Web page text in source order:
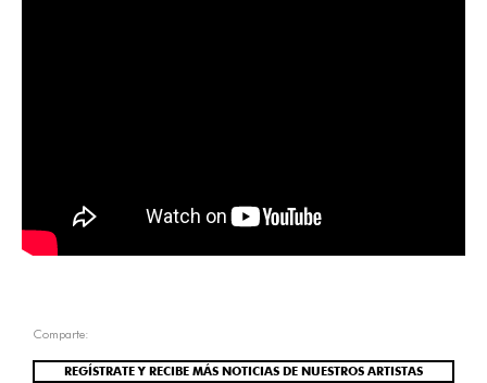
Comparte:
REGÍSTRATE Y RECIBE MÁS NOTICIAS DE NUESTROS ARTISTAS